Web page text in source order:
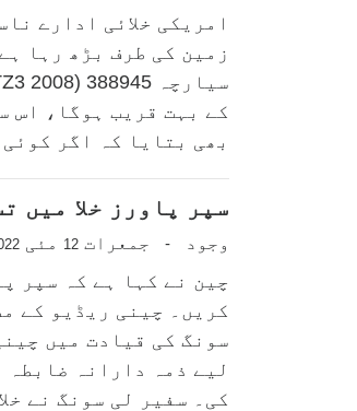
امریکی خلائی ادارے
زمین کی طرف بڑھ رہا
بھی بتایا کہ اگر
سپر پاورز خلا میں
وجود - جمعرات 12 مئی
چین نے کہا ہے کہ سپر
کریں۔ چینی ریڈیو کے
سونگ کی قیادت میں
لیے ذمہ دارانہ ضابطہ
کی۔ سفیر لی سونگ نے